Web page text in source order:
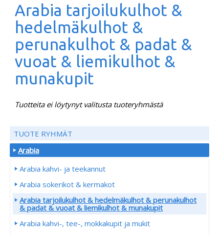
Arabia tarjoilukulhot &
hedelmäkulhot &
perunakulhot & padat &
vuoat & liemikulhot &
munakupit
Tuotteita ei löytynyt valitusta tuoteryhmästä
TUOTE RYHMÄT
Arabia
Arabia kahvi- ja teekannut
Arabia sokerikot & kermakot
Arabia tarjoilukulhot & hedelmäkulhot & perunakulhot
& padat & vuoat & liemikulhot & munakupit
Arabia kahvi-, tee-, mokkakupit ja mukit